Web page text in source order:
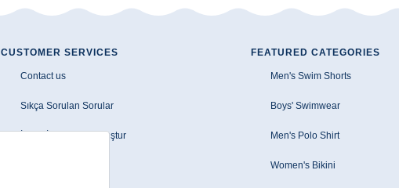
CUSTOMER SERVICES
Contact us
Sıkça Sorulan Sorular
İptal - İade Talebi Oluştur
FEATURED CATEGORIES
Men's Swim Shorts
Boys' Swimwear
Men's Polo Shirt
Women's Bikini